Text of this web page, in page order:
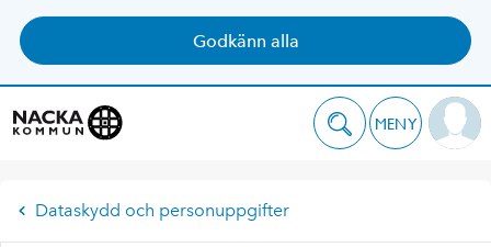
Godkänn alla
MENY
Dataskydd och personuppgifter